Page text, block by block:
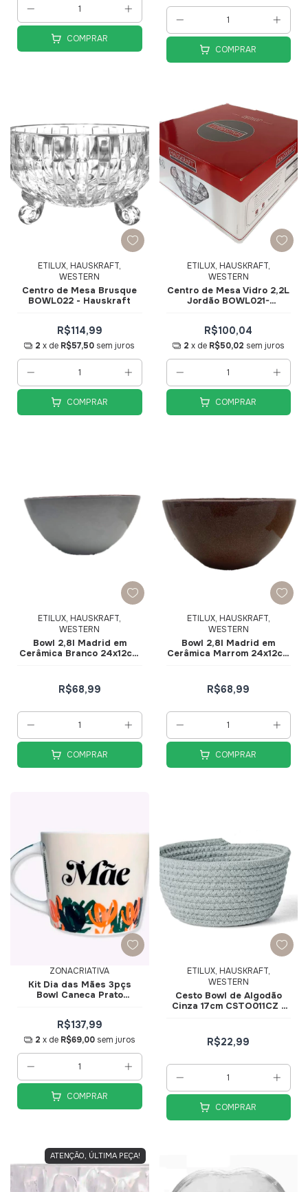
COMPRAR
COMPRAR
ETILUX, HAUSKRAFT,
WESTERN
Centro de Mesa Brusque
BOWL022 - Hauskraft
R$114,99
2 x de R$57,50 sem juros
COMPRAR
ETILUX, HAUSKRAFT,
WESTERN
Centro de Mesa Vidro 2,2L
Jordão BOWL021-
R$100,04
2 x de R$50,02 sem juros
COMPRAR
ETILUX, HAUSKRAFT,
WESTERN
Bowl 2,8l Madrid em
Cerâmica Branco 24x12cm
R$68,99
COMPRAR
ETILUX, HAUSKRAFT,
WESTERN
Bowl 2,8l Madrid em
Cerâmica Marrom 24x12cm
R$68,99
COMPRAR
ZONACRIATIVA
Kit Dia das Mães 3pçs
Bowl Caneca Prato
R$137,99
2 x de R$69,00 sem juros
COMPRAR
ETILUX, HAUSKRAFT,
WESTERN
Cesto Bowl de Algodão
Cinza 17cm CSTO011CZ -
R$22,99
COMPRAR
ATENÇÃO, ÚLTIMA PEÇA!